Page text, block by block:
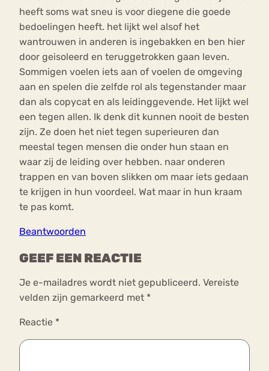
heeft soms wat sneu is voor diegene die goede
bedoelingen heeft. het lijkt wel alsof het
wantrouwen in anderen is ingebakken en ben hier
door geisoleerd en teruggetrokken gaan leven.
Sommigen voelen iets aan of voelen de omgeving
aan en spelen die zelfde rol als tegenstander maar
dan als copycat en als leidinggevende. Het lijkt wel
een tegen allen. Ik denk dit kunnen nooit de besten
zijn. Ze doen het niet tegen superieuren dan
meestal tegen mensen die onder hun staan en
waar zij de leiding over hebben. naar onderen
trappen en van boven slikken om maar iets gedaan
te krijgen in hun voordeel. Wat maar in hun kraam
te pas komt.
Beantwoorden
GEEF EEN REACTIE
Je e-mailadres wordt niet gepubliceerd. Vereiste
velden zijn gemarkeerd met *
Reactie *